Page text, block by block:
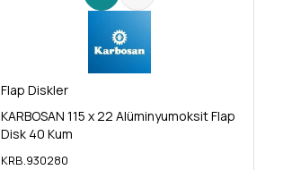
Flap Diskler
KARBOSAN 115 x 22 Alüminyumoksit Flap
Disk 40 Kum
KRB.930280